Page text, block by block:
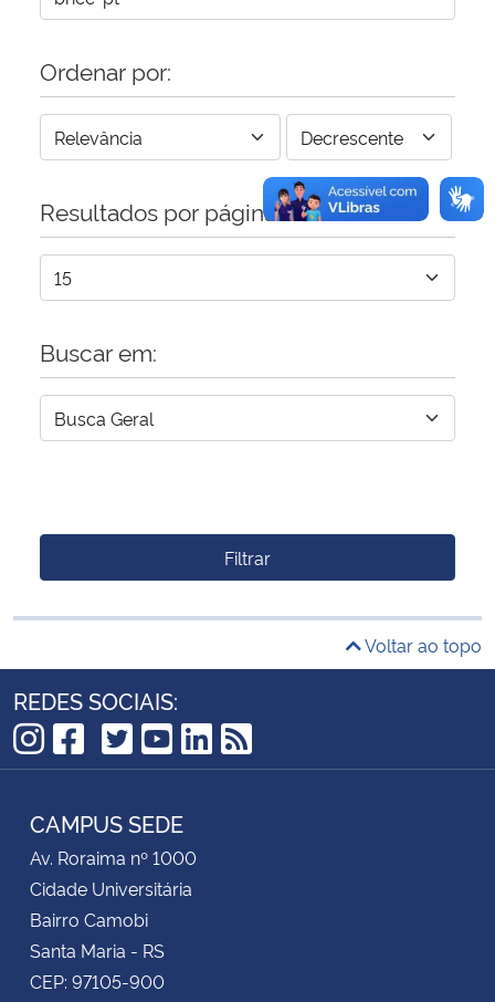
Ordenar por:
Resultados por página:
Buscar em:
Filtrar
Voltar ao topo
REDES SOCIAIS:
Instagram
Facebook
TikTok
Twitter
YouTube
LinkedIn
RSS
CAMPUS SEDE
Av. Roraima nº 1000
Cidade Universitária
Bairro Camobi
Santa Maria - RS
CEP: 97105-900